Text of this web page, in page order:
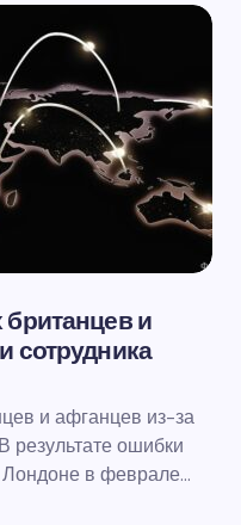
и
сотрудника
и афганцев из-за
результате ошибки
Лондоне в феврале…